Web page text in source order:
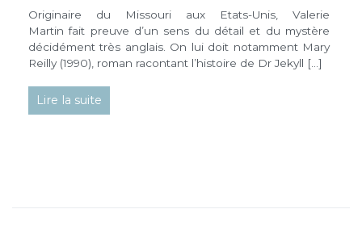
Originaire du Missouri aux Etats-Unis, Valerie
Martin fait preuve d’un sens du détail et du mystère
décidément très anglais. On lui doit notamment Mary
Reilly (1990), roman racontant l’histoire de Dr Jekyll […]
Lire la suite